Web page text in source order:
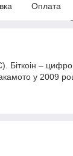
Оплата
Біткоін –
у 2009